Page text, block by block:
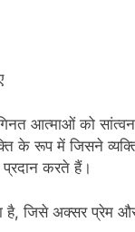
आत्माओं को
के रूप में जिसने
करते हैं।
जिसे अक्सर प्रेम और